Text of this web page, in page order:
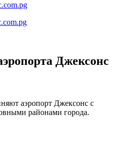
Джексонс
аэропорт Джексонс с
районами города.